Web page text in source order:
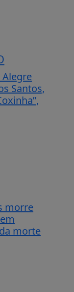
Santos,
morre
morte